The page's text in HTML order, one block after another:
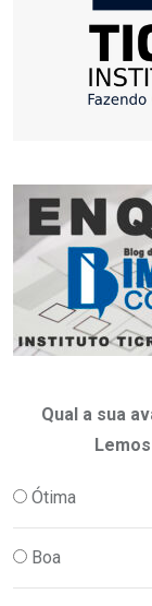
Qual a sua
Ótima
Boa